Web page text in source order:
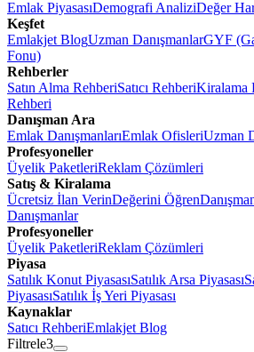
Emlak PiyasasıDemografi AnaliziDeğer
Keşfet
Emlakjet BlogUzman DanışmanlarGYF
Fonu)
Rehberler
Satın Alma RehberiSatıcı RehberiKiralama
Rehberi
Danışman Ara
Emlak DanışmanlarıEmlak OfisleriUzman
Profesyoneller
Üyelik PaketleriReklam Çözümleri
Satış & Kiralama
Ücretsiz İlan VerinDeğerini Öğren
Danışmanlar
Profesyoneller
Üyelik PaketleriReklam Çözümleri
Piyasa
Satılık Konut PiyasasıSatılık Arsa Piyasası
PiyasasıSatılık İş Yeri Piyasası
Kaynaklar
Satıcı RehberiEmlakjet Blog
Filtrele3